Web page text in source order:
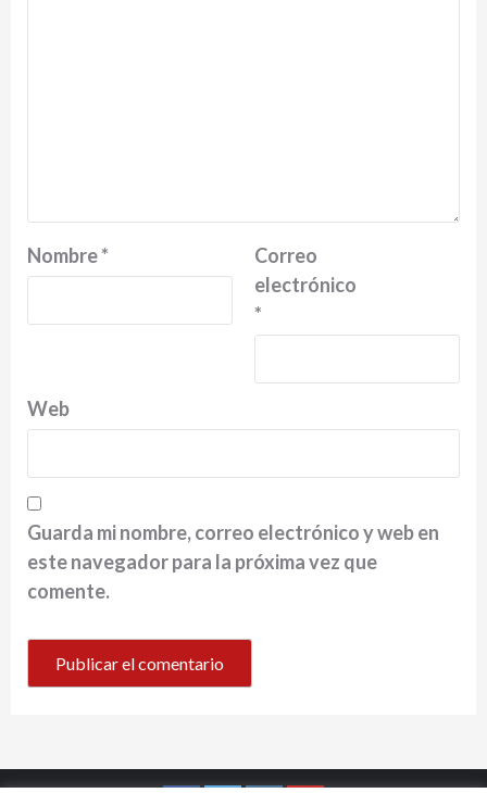
Nombre*
Correo
electrónico
*
Web
Guarda mi nombre, correo electrónico y web en
este navegador para la próxima vez que
comente.